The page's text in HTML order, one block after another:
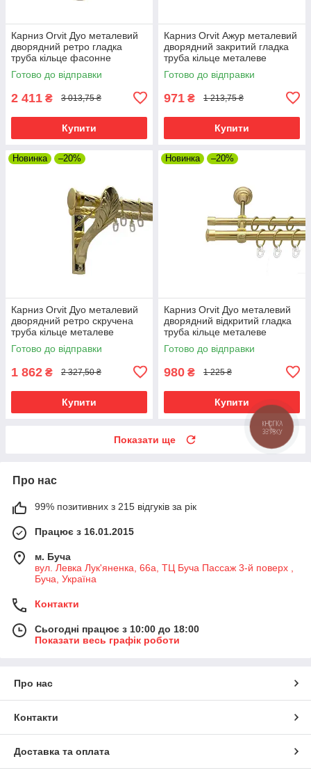
Карниз Orvit Дуо металевий
дворядний ретро гладка
труба кільце фасонне
металеве Золото 25\19 мм
240 см (00-00009644)
Готово до відправки
2 411 ₴ 3 013,75 ₴
Купити
Карниз Orvit Ажур металевий
дворядний закритий гладка
труба кільце металеве
Золото 16\16 мм 240 см (00-
00014473)
Готово до відправки
971 ₴ 1 213,75 ₴
Купити
Новинка –20%
Карниз Orvit Дуо металевий
дворядний ретро скручена
труба кільце металеве
Золото 25\19 мм 240 см (00-
00010893)
Готово до відправки
1 862 ₴ 2 327,50 ₴
Купити
Новинка –20%
Карниз Orvit Дуо металевий
дворядний відкритий гладка
труба кільце металеве
Золото 19\16 мм 240 см (00-
00012988)
Готово до відправки
980 ₴ 1 225 ₴
Купити
Показати ще
Про нас
99% позитивних з 215 відгуків за рік
Працює з 16.01.2015
м. Буча
вул. Левка Лук'яненка, 66а, ТЦ Буча Пассаж 3-й поверх ,
Буча, Україна
Контакти
Сьогодні працює з 10:00 до 18:00
Показати весь графік роботи
Про нас
Контакти
Доставка та оплата
КНОПКА
ЗВ'ЯЗКУ